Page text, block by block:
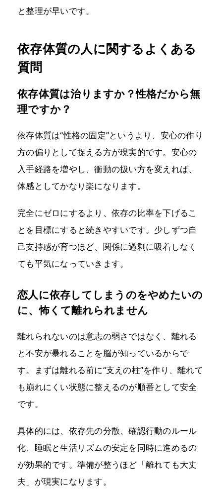
と整理が早いです。
依存体質の人に関するよくある
質問
依存体質は治りますか？性格だから無
理ですか？
依存体質は“性格の固定”というより、安心の作り
方の偏りとして捉える方が現実的です。安心の
入手経路を増やし、衝動の扱い方を変えれば、
体感としてかなり楽になります。
完全にゼロにするより、依存の比率を下げるこ
とを目標にすると続きやすいです。少しずつ自
己支持感が育つほど、関係に過剰に吸着しなく
ても平気になっていきます。
恋人に依存してしまうのをやめたいの
に、怖くて離れられません
離れられないのは意志の弱さではなく、離れる
と不安が暴れることを脳が知っているからで
す。まずは離れる前に“支えの柱”を作り、離れて
も崩れにくい状態に整えるのが順番として安全
です。
具体的には、依存先の分散、確認行動のルール
化、睡眠と生活リズムの安定を同時に進めるの
が効果的です。準備が整うほど「離れても大丈
夫」が現実になります。